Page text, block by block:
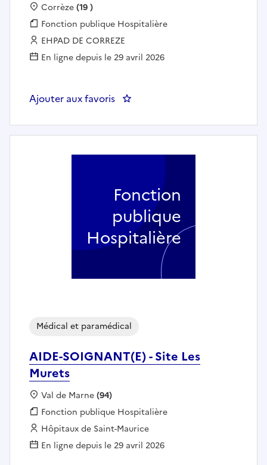
Localisation :
Corrèze(19 )
Fonction publique :
Fonction publique Hospitalière
Employeur :
EHPAD DE CORREZE
En ligne depuis le 29 avril 2026
Ajouter aux favoris : POSTE AIDE-SOIGNANT(E)/
AIDE-SOIGNANT(E) - Site Les
Murets
Médical et paramédical
Localisation :
Val de Marne(94)
Fonction publique :
Fonction publique Hospitalière
Employeur :
Hôpitaux de Saint-Maurice
En ligne depuis le 29 avril 2026
Fonction
publique
Hospitalière